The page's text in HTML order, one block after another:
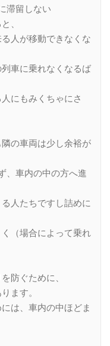
滞留しない
、
人が移動できなくな
車に乗れなくなるば
にもみくちゃにさ
の車両は少し余裕が
、車内の中の方へ進
人たちですし詰めに
（場合によって乗れ
防ぐために、
ます。
は、車内の中ほどま